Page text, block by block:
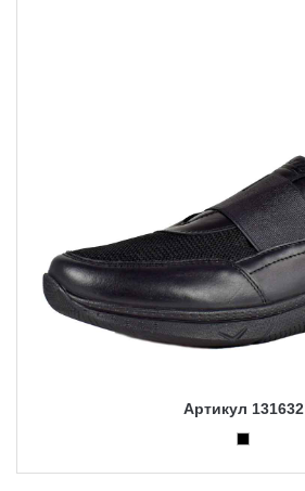
Артикул 131632